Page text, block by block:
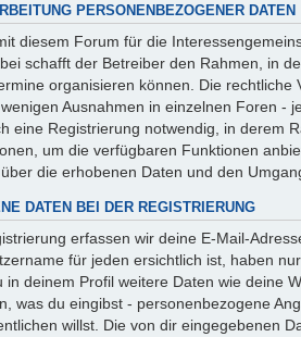
PERSONENBEZOGENER DATEN
diesem Forum für die
schafft der Betreiber den Rahmen, in
organisieren können. Die
Ausnahmen in einzelnen Foren -
eine Registrierung notwendig, in derem
um die verfügbaren Funktionen
die erhobenen Daten und den
DATEN BEI DER REGISTRIERUNG
erfassen wir deine E-Mail-
für jeden ersichtlich ist, haben
in deinem Profil weitere Daten wie deine
was du eingibst - personenbezogene
willst. Die von dir eingegebenen